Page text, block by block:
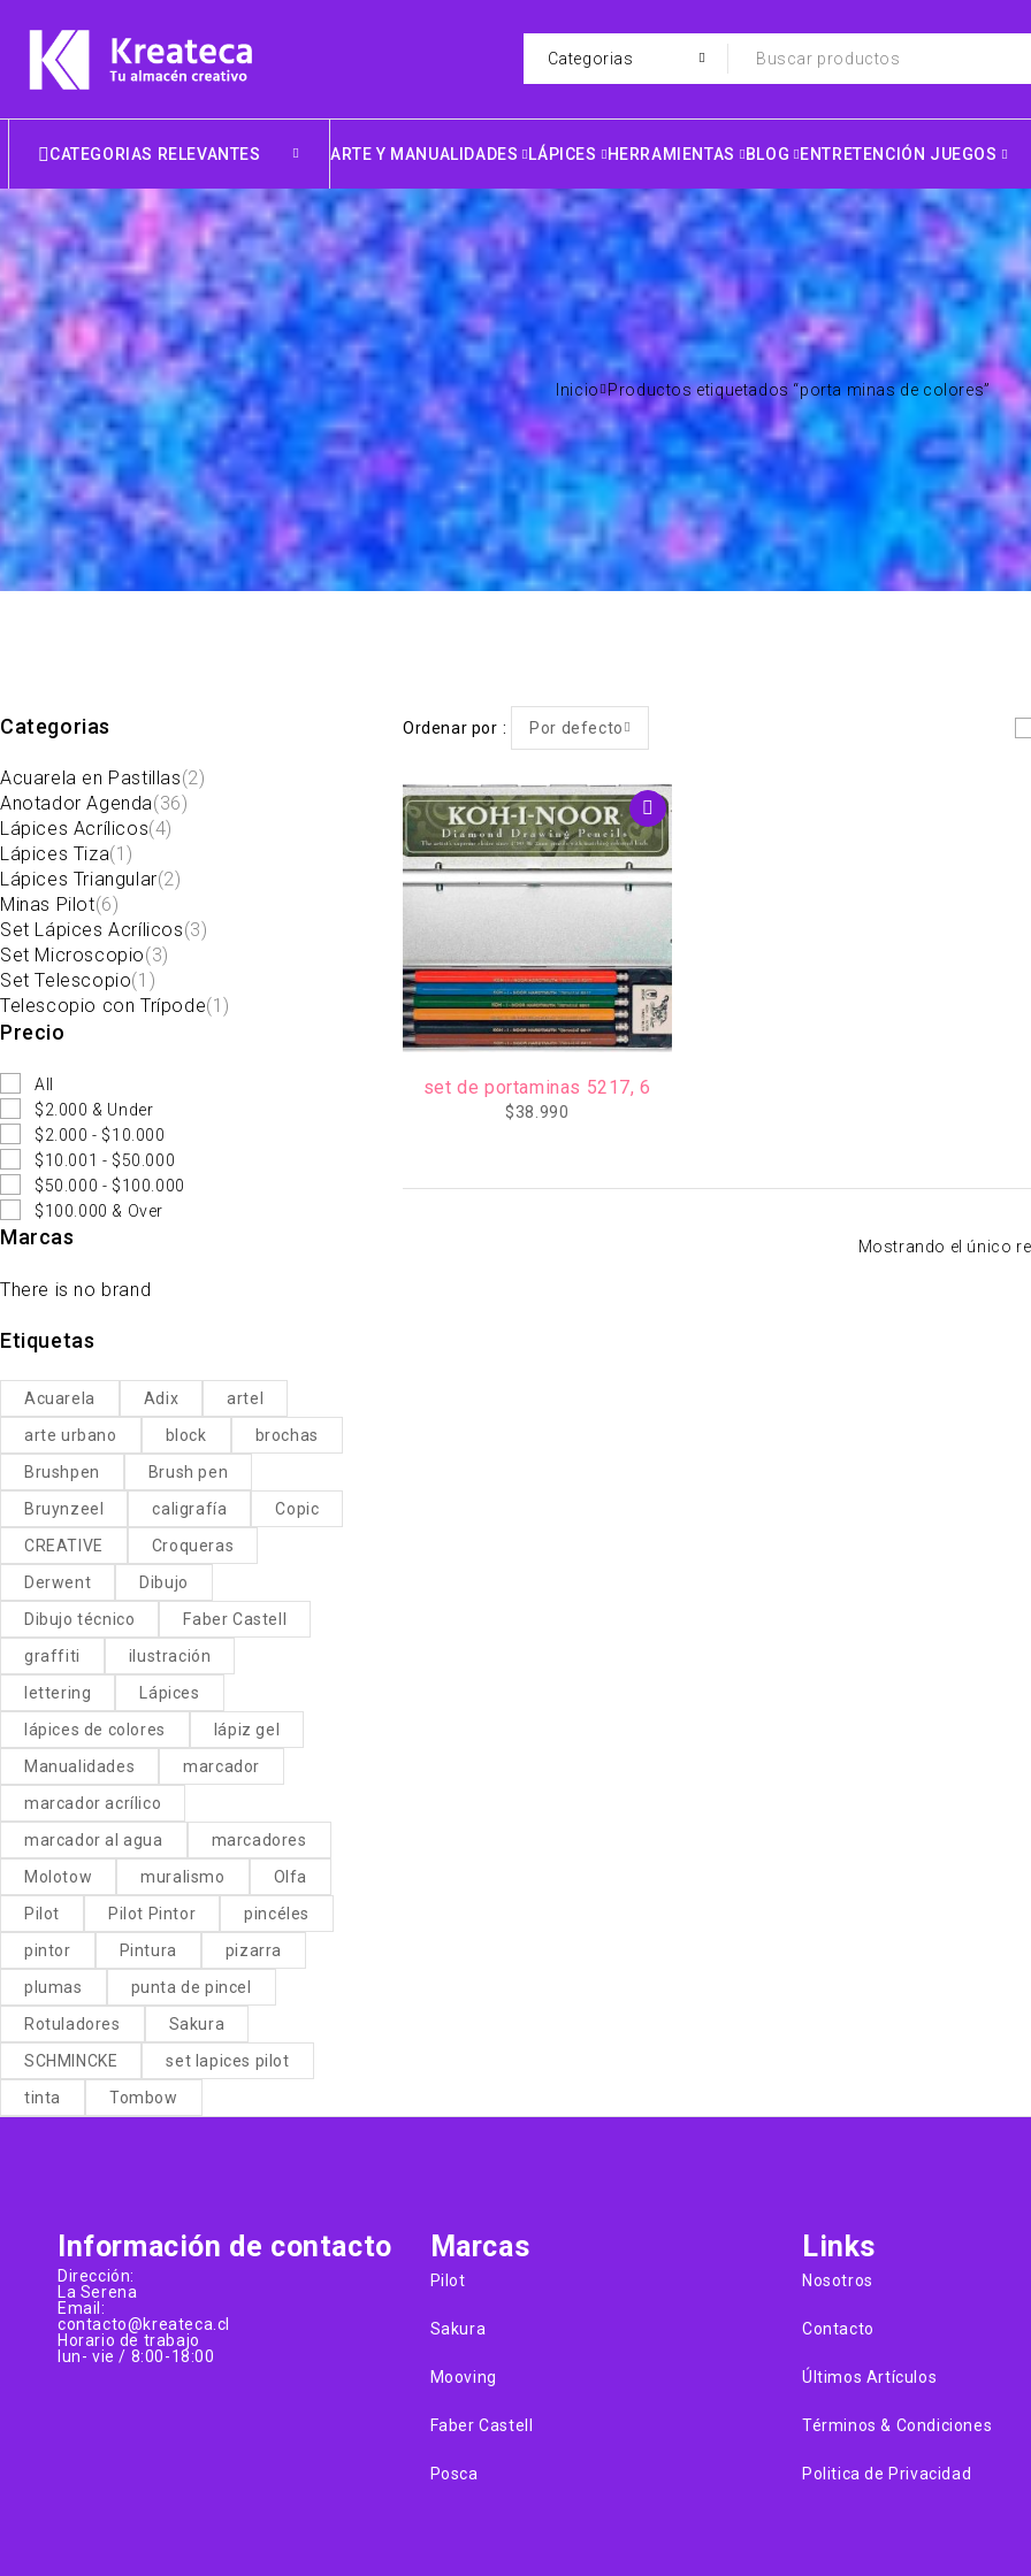
CATEGORIAS RELEVANTES ARTE Y MANUALIDADES LÁPICES HERRAMIENTAS BLOG ENTRETENCIÓN JUEGOS
Inicio Productos etiquetados “porta minas de colores”
Categorias
Acuarela en Pastillas(2)
Anotador Agenda(36)
Lápices Acrílicos(4)
Lápices Tiza(1)
Lápices Triangular(2)
Minas Pilot(6)
Set Lápices Acrílicos(3)
Set Microscopio(3)
Set Telescopio(1)
Telescopio con Trípode(1)
Precio
All
$2.000 & Under
$2.000 - $10.000
$10.001 - $50.000
$50.000 - $100.000
$100.000 & Over
Marcas
There is no brand
Etiquetas
Acuarela Adix
artel
arte urbano
block
brochas
Brushpen
Brush pen
Bruynzeel
caligrafía
Copic
CREATIVE
Croqueras
Derwent
Dibujo
Dibujo técnico
Faber Castell
graffiti
ilustración
lettering
Lápices
lápices de colores
lápiz gel
Manualidades
marcador
marcador acrílico
marcador al agua
marcadores
Molotow
muralismo
Olfa
Pilot
Pilot Pintor
pincéles
pintor
Pintura
pizarra
plumas
punta de pincel
Rotuladores
Sakura
SCHMINCKE
set lapices pilot
tinta
Tombow
Ordenar por Por defecto
set de portaminas 5217, 6
$38.990
Mostrando el único
Información de contacto
Dirección:
La Serena
Email:
contacto@kreateca.cl
Horario de trabajo
lun- vie / 8:00-18:00
Marcas
Pilot
Sakura
Mooving
Faber Castell
Posca
Links
Nosotros
Contacto
Últimos Artículos
Términos & Condiciones
Politica de Privacidad